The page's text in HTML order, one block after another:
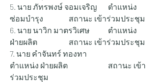
5. นาย ภัทรพงษ์ จอมเจริญ 	ตำแหน่ง
ซ่อมบำรุง 		สถานะ เข้าร่วมประชุม
6. นาย นาวิก มาตรวิเศษ 	ตำแหน่ง
ฝ่ายผลิต 		สถานะ เข้าร่วมประชุม
7. นาย คำจันทร์ ทองทา
ตำแหน่ง ฝ่ายผลิต 		สถานะ เข้า
ร่วมประชุม